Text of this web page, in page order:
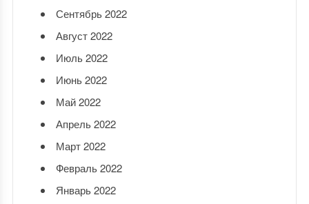
Сентябрь 2022
Август 2022
Июль 2022
Июнь 2022
Май 2022
Апрель 2022
Март 2022
Февраль 2022
Январь 2022